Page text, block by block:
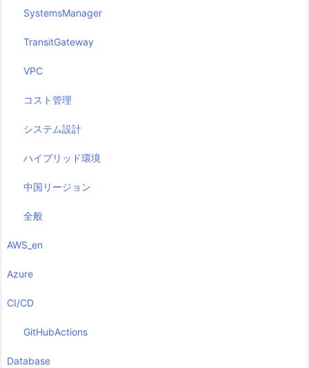
SystemsManager
TransitGateway
VPC
コスト管理
システム設計
ハイブリッド環境
中国リージョン
全般
AWS_en
Azure
CI/CD
GitHubActions
Database